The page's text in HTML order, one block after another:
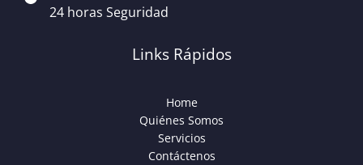
24 horas Seguridad
Links Rápidos
Home
Quiénes Somos
Servicios
Contáctenos